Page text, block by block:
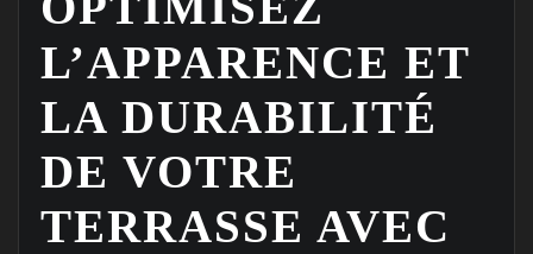
L’APPARENCE ET
LA DURABILITÉ
DE VOTRE
TERRASSE AVEC